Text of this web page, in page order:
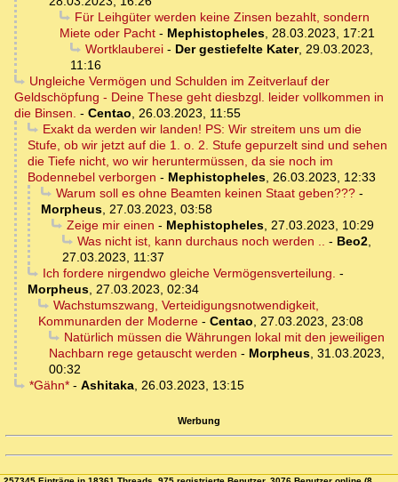
Für Leihgüter werden keine Zinsen bezahlt, sondern
Miete oder Pacht - Mephistopheles, 28.03.2023, 17:21
Wortklauberei- Der gestiefelte Kater, 29.03.2023,
11:16
Ungleiche Vermögen und Schulden im Zeitverlauf der
Geldschöpfung - Deine These geht diesbzgl. leider vollkommen in
die Binsen. - Centao, 26.03.2023, 11:55
Exakt da werden wir landen! PS: Wir streitem uns um die
Stufe, ob wir jetzt auf die 1. o. 2. Stufe gepurzelt sind und sehen
die Tiefe nicht, wo wir heruntermüssen, da sie noch im
Bodennebel verborgen - Mephistopheles, 26.03.2023, 12:33
Warum soll es ohne Beamten keinen Staat geben???-
Morpheus, 27.03.2023, 03:58
Zeige mir einen - Mephistopheles, 27.03.2023, 10:29
Was nicht ist, kann durchaus noch werden .. - Beo2,
27.03.2023, 11:37
Ich fordere nirgendwo gleiche Vermögensverteilung. -
Morpheus, 27.03.2023, 02:34
Wachstumszwang, Verteidigungsnotwendigkeit,
Kommunarden der Moderne - Centao, 27.03.2023, 23:08
Natürlich müssen die Währungen lokal mit den jeweiligen
Nachbarn rege getauscht werden - Morpheus, 31.03.2023,
00:32
*Gähn*- Ashitaka, 26.03.2023, 13:15
Werbung